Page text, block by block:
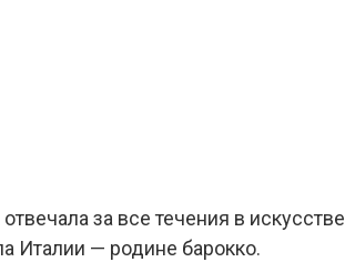
за все течения в искусстве
Италии — родине барокко.